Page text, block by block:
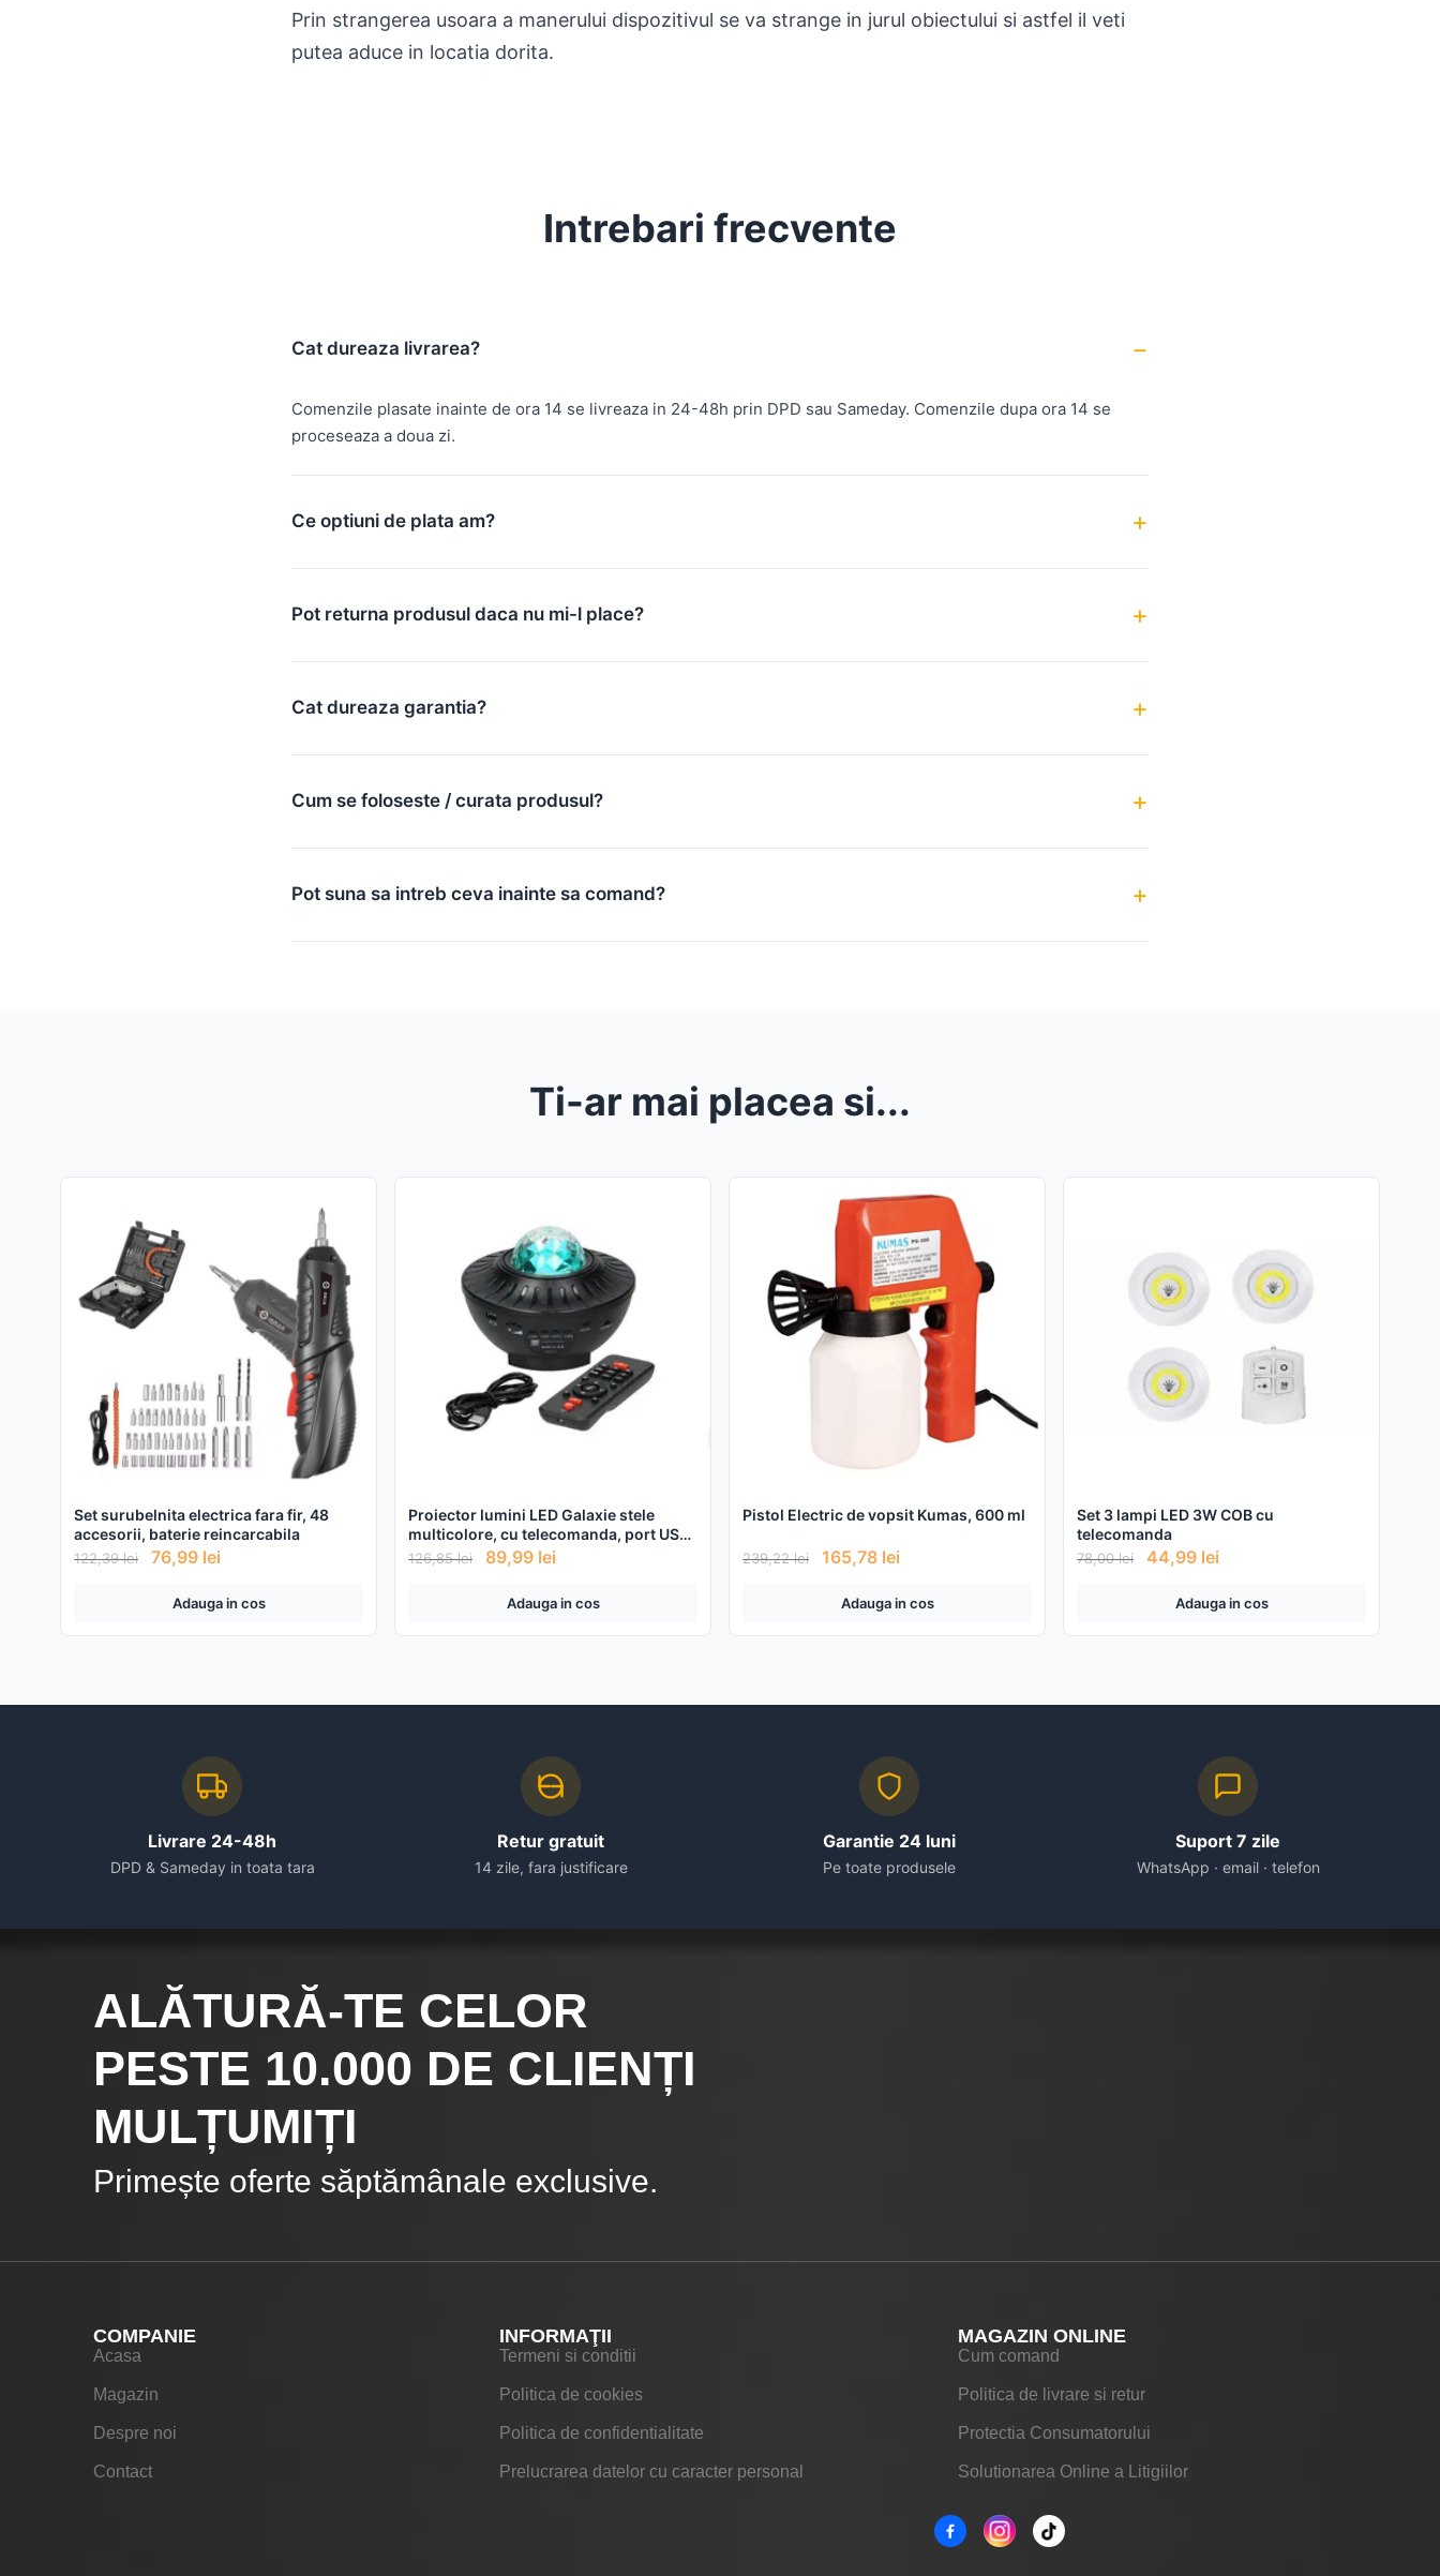
Prin strangerea usoara a manerului dispozitivul se va strange in jurul obiectului si astfel il veti
putea aduce in locatia dorita.
Intrebari frecvente
Cat dureaza livrarea?
Comenzile plasate inainte de ora 14 se livreaza in 24-48h prin DPD sau Sameday. Comenzile dupa ora 14 se
proceseaza a doua zi.
Ce optiuni de plata am?
Pot returna produsul daca nu mi-l place?
Cat dureaza garantia?
Cum se foloseste / curata produsul?
Pot suna sa intreb ceva inainte sa comand?
Ti-ar mai placea si...
Set surubelnita electrica fara fir, 48
accesorii, baterie reincarcabila
122,39lei 76,99 lei
Adauga in cos
Proiector lumini LED Galaxie stele
multicolore, cu telecomanda, port USB
si bluetooth pentru muzica
126,85lei 89,99 lei
Adauga in cos
Pistol Electric de vopsit Kumas, 600 ml
239,22lei 165,78 lei
Adauga in cos
Set 3 lampi LED 3W COB cu
telecomanda
78,00lei 44,99 lei
Adauga in cos
Livrare 24-48h
DPD & Sameday in toata tara
Retur gratuit
14 zile, fara justificare
Garantie 24 luni
Pe toate produsele
Suport 7 zile
WhatsApp · email · telefon
ALĂTURĂ-TE CELOR
PESTE 10.000 DE CLIENȚI
MULȚUMIȚI
Primește oferte săptămânale exclusive.
COMPANIE
Acasa
Magazin
Despre noi
Contact
INFORMAŢII
Termeni si conditii
Politica de cookies
Politica de confidentialitate
Prelucrarea datelor cu caracter personal
MAGAZIN ONLINE
Cum comand
Politica de livrare si retur
Protectia Consumatorului
Solutionarea Online a Litigiilor